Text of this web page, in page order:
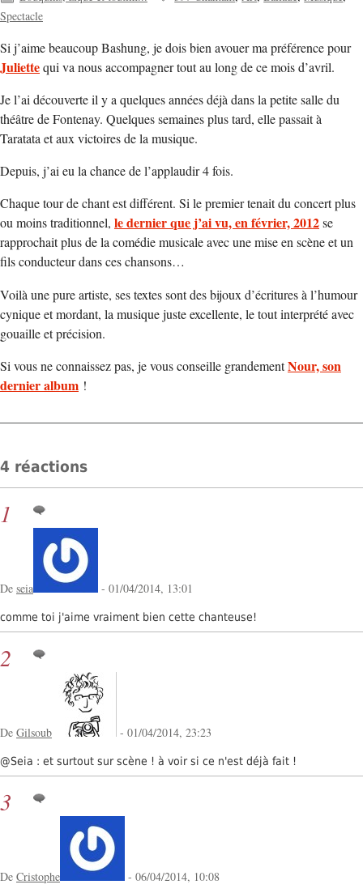
Spectacle
Si j’aime beaucoup Bashung, je dois bien avouer ma préférence pour
Juliettequi va nous accompagner tout au long de ce mois d’avril.
Je l’ai découverte il y a quelques années déjà dans la petite salle du
théâtre de Fontenay. Quelques semaines plus tard, elle passait à
Taratata et aux victoires de la musique.
Depuis, j’ai eu la chance de l’applaudir 4 fois.
Chaque tour de chant est différent. Si le premier tenait du concert plus
ou moins traditionnel, le dernier que j’ai vu, en février, 2012se
rapprochait plus de la comédie musicale avec une mise en scène et un
fils conducteur dans ces chansons…
Voilà une pure artiste, ses textes sont des bijoux d’écritures à l’humour
cynique et mordant, la musique juste excellente, le tout interprété avec
gouaille et précision.
Si vous ne connaissez pas, je vous conseille grandementNour, son
dernier album !
4 réactions
1
De seia - 01/04/2014, 13:01
comme toi j'aime vraiment bien cette chanteuse!
2
De Gilsoub - 01/04/2014, 23:23
@Seia : et surtout sur scène ! à voir si ce n'est déjà fait !
3
De Cristophe - 06/04/2014, 10:08